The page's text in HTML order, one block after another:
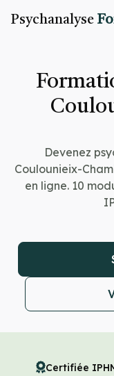
Psychanalyse
Devenez
Coulounieix-
en ligne. 10
Certifiée